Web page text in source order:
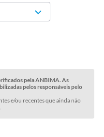
pela ANBIMA. As
pelos responsáveis pelo
e/ou recentes que ainda não